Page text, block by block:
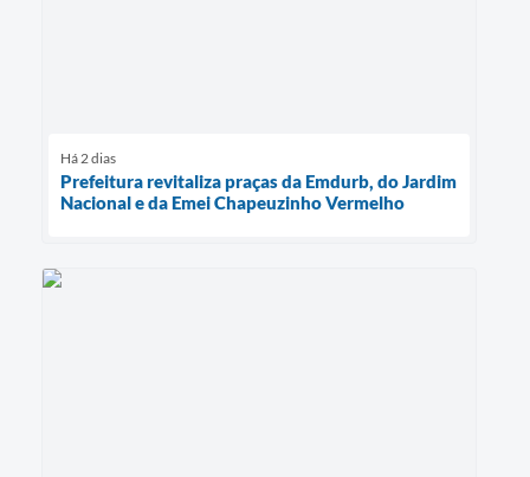
Há 2 dias
Prefeitura revitaliza praças da Emdurb, do Jardim
Nacional e da Emei Chapeuzinho Vermelho